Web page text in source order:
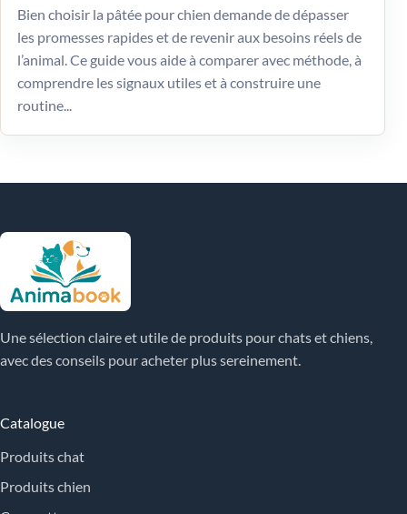
Bien choisir la pâtée pour chien demande de dépasser
les promesses rapides et de revenir aux besoins réels de
l’animal. Ce guide vous aide à comparer avec méthode, à
comprendre les signaux utiles et à construire une
routine...
Une sélection claire et utile de produits pour chats et chiens,
avec des conseils pour acheter plus sereinement.
Catalogue
Produits chat
Produits chien